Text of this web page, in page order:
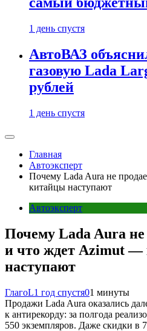
1 день спустя
АвтоВАЗ
газовую Lada
рублей
1 день спустя
Главная
Автоэксперт
Почему Lada Aura не
китайцы наступают
Автоэксперт
Почему Lada Aura не
и что ждет Azimut
наступают
ГлагоL1 год спустя01 минуты
Продажи Lada Aura оказались
к антирекорду: за полгода
550 экземпляров. Даже скидки в